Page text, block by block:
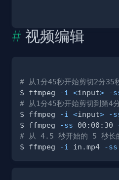
视频编辑
# 从1分45秒开始剪切2分35
$ ffmpeg
-i <input> -
# 从1分45秒开始剪切到第4
$ ffmpeg
-i <input> -
$ ffmpeg
-ss 00:00:30
# 从 4.5 秒开始的 5 秒长
$ ffmpeg
-i in.mp4 -ss